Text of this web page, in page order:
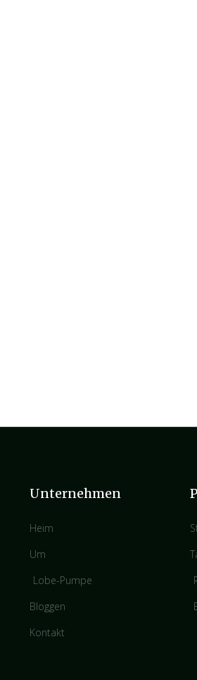
Unternehmen
Heim
Um
Lobe-Pumpe
Bloggen
Kontakt